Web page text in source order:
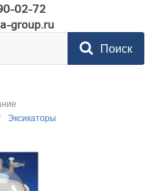
02-72
group.ru
Поиск
Эксикаторы